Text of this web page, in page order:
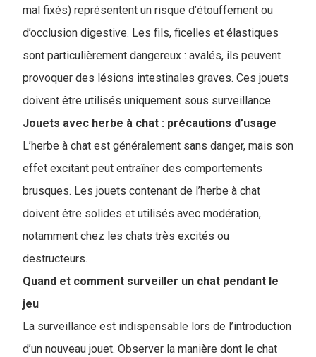
mal fixés) représentent un risque d’étouffement ou
d’occlusion digestive. Les fils, ficelles et élastiques
sont particulièrement dangereux : avalés, ils peuvent
provoquer des lésions intestinales graves. Ces jouets
doivent être utilisés uniquement sous surveillance.
Jouets avec herbe à chat : précautions d’usage
L’herbe à chat est généralement sans danger, mais son
effet excitant peut entraîner des comportements
brusques. Les jouets contenant de l’herbe à chat
doivent être solides et utilisés avec modération,
notamment chez les chats très excités ou
destructeurs.
Quand et comment surveiller un chat pendant le
jeu
La surveillance est indispensable lors de l’introduction
d’un nouveau jouet. Observer la manière dont le chat